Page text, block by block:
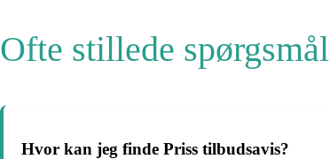
Ofte stillede spørgsmål
Hvor kan jeg finde Priss tilbudsavis?